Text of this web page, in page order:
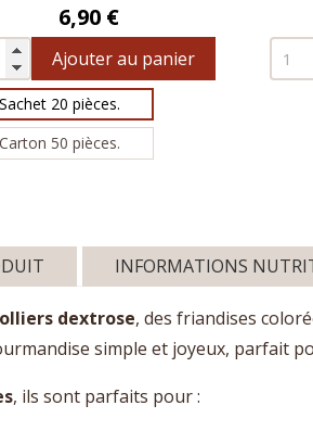
Prix
6,90 €
Ajouter au panier
Sachet 20 pièces.
Carton 50 pièces.
INFORMATIONS
dextrose, des friandises
simple et joyeux, parfait
, ils sont parfaits pour :